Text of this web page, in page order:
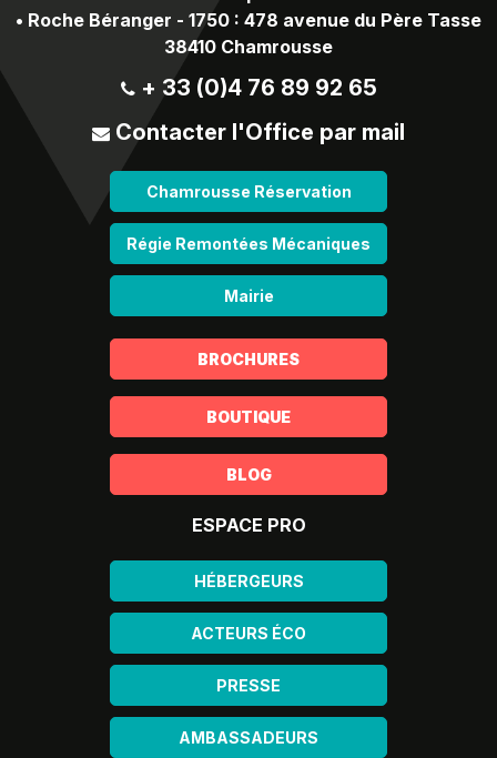
• Roche Béranger - 1750 : 478 avenue du Père Tasse
38410 Chamrousse
+ 33 (0)4 76 89 92 65
Contacter l'Office par mail
Chamrousse Réservation
Régie Remontées Mécaniques
Mairie
BROCHURES
BOUTIQUE
BLOG
ESPACE PRO
HÉBERGEURS
ACTEURS ÉCO
PRESSE
AMBASSADEURS